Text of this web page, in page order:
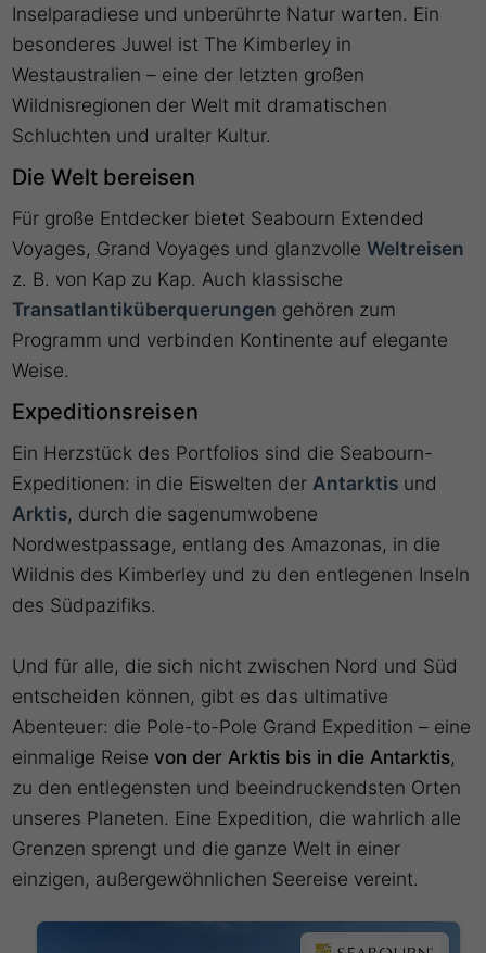
Inselparadiese und unberührte Natur warten. Ein
besonderes Juwel ist The Kimberley in
Westaustralien – eine der letzten großen
Wildnisregionen der Welt mit dramatischen
Schluchten und uralter Kultur.
Die Welt bereisen
Für große Entdecker bietet Seabourn Extended
Voyages, Grand Voyages und glanzvolleWeltreisen
z. B. von Kap zu Kap. Auch klassische
Transatlantiküberquerungen gehören zum
Programm und verbinden Kontinente auf elegante
Weise.
Expeditionsreisen
Ein Herzstück des Portfolios sind die Seabourn-
Expeditionen: in die Eiswelten der Antarktis und
Arktis, durch die sagenumwobene
Nordwestpassage, entlang des Amazonas, in die
Wildnis des Kimberley und zu den entlegenen Inseln
des Südpazifiks.
Und für alle, die sich nicht zwischen Nord und Süd
entscheiden können, gibt es das ultimative
Abenteuer: die Pole-to-Pole Grand Expedition – eine
einmalige Reise von der Arktis bis in die Antarktis,
zu den entlegensten und beeindruckendsten Orten
unseres Planeten. Eine Expedition, die wahrlich alle
Grenzen sprengt und die ganze Welt in einer
einzigen, außergewöhnlichen Seereise vereint.